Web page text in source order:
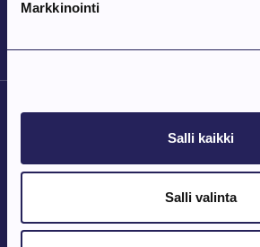
Markkinointi
Salli kaikki
Salli valinta
Kovesjoen kylätalo, Laholuomantie 180
Parkanontie 37